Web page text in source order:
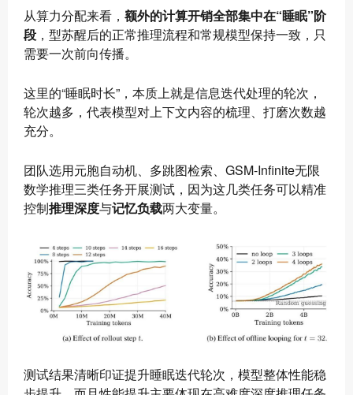
从算力分配来看， 额外的计算开销全部集中在“睡眠”阶
段 ，型苏醒后的正常推理流程和常规模型保持一致，只
需要一次前向传播。
这里的“睡眠时长”，本质上就是信息迭代处理的轮次，
轮次越多，代表模型对上下文内容的梳理、打磨次数越
充分。
团队选用元胞自动机、多跳图检索、GSM-Infinite无限
数学推理三类任务开展测试，因为这几类任务可以精准
控制推理深度与记忆负载两大变量。
测试结果清晰印证提升睡眠迭代轮次，模型整体性能稳